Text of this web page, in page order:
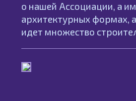
о нашей Ассоциации, а
архитектурных формах,
идет множество